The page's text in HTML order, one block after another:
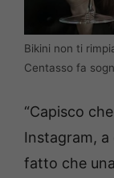
Bikini non ti
Centasso fa
“Capisco
Instagram,
fatto che